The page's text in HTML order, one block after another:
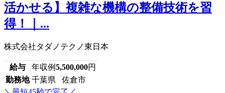
活かせる】複雑な機構の整備技術を習
得！｜...
株式会社タダノテクノ東日本
給与 年収例5,500,000円
勤務地 千葉県 佐倉市